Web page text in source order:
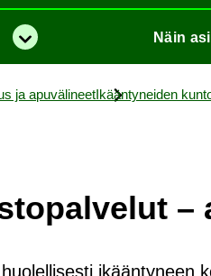
Va­lik­ko Näin
ja apu­vä­li­neetIkään­ty­nei­den
ikääntyneen